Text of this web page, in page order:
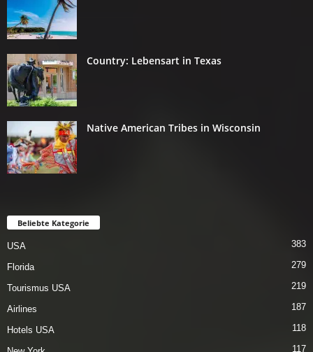
Country: Lebensart in Texas
Native American Tribes in Wisconsin
Beliebte Kategorie
USA 383
Florida 279
Tourismus USA 219
Airlines 187
Hotels USA 118
117